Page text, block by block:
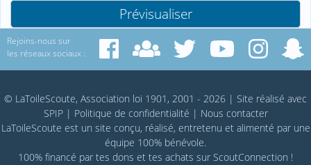
Rejoins-nous sur
les réseaux sociaux :
© LaToileScoute, Association loi 1901, 2001 - 2026 | Site réalisé avec
SPIP| Politique de confidentialité | Nous contacter
LaToileScoute est un site conçu, réalisé, entretenu et alimenté par une
équipe 100% bénévole.
100% financé par tes dons et tes achats sur ScoutConnection !